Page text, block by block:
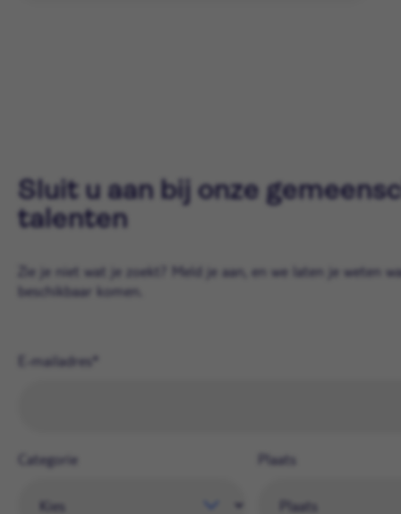
Sluit u aan bij onze
talenten
Zie je niet wat je zoekt? Meld je aan, en we laten je weten
beschikbaar komen.
E-mailadres
Categorie Plaats